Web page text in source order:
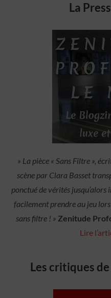
La
» La pièce « Sans Filtre »,
scène par Clara Basset
ponctué de vérités jusqu’alors
facilement prendre au jeu
sans filtre ! » Zenitude
Lire
Les critiques